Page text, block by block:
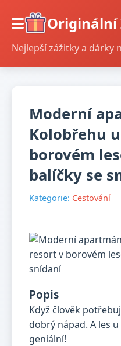
Originální
Nejlepší zážitky a dárky
Moderní
Kolobřehu
borovém
balíčky se
Kategorie: Cestování
Popis
Když člověk
dobrý nápad. A les
geniální!